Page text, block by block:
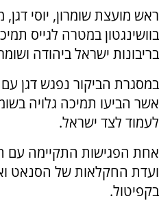
ראש מועצת שומרון, יוסי דגן,
בוושינגטון במטרה לגייס
בריבונות ישראל ביהודה
במסגרת הביקור נפגש דגן
אשר הביעו תמיכה גלויה
לעמוד לצד ישראל.
אחת הפגישות התקיימה עם
ועדת החקלאות של הסנאט
בקפיטול.